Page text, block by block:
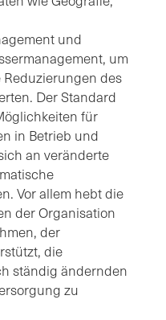
und
um
des
Der Standard
für
in Betrieb und
an veränderte
Vor allem hebt die
der Organisation
der
die
ständig ändernden
zu